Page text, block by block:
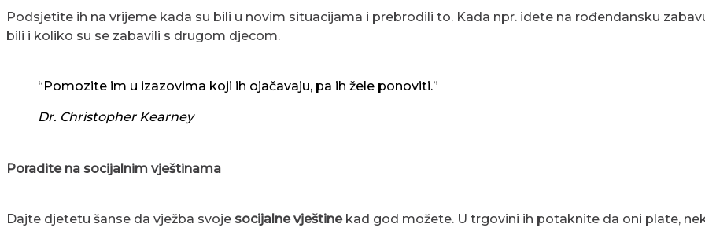
Podsjetite ih na vrijeme kada su bili u novim situacijama i prebrodili to. Kada npr. idete na rođendansku
bili i koliko su se zabavili s drugom djecom.
“Pomozite im u izazovima koji ih ojačavaju, pa ih žele ponoviti.”
Dr. Christopher Kearney
Poradite na socijalnim vještinama
Dajte djetetu šanse da vježba svoje socijalne vještinekad god možete. U trgovini ih potaknite da oni plate,